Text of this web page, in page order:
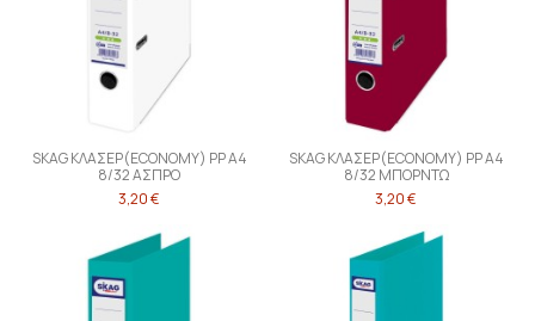
SKAG ΚΛΑΣΕΡ(ECONOMY) PP Α4
8/32 ΑΣΠΡΟ
3,20 €
SKAG ΚΛΑΣΕΡ(ECONOMY) PP Α4
8/32 ΜΠΟΡΝΤΩ
3,20 €